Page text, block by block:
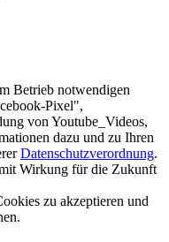
Betrieb notwendigen
Pixel",
von Youtube_Videos,
dazu und zu Ihren
Datenschutzverordnung.
Wirkung für die Zukunft
zu akzeptieren und